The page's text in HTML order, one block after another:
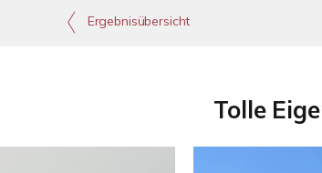
Ergebnisübersicht
Tolle